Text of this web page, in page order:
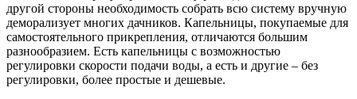
другой стороны необходимость собрать всю систему вручную
деморализует многих дачников. Капельницы, покупаемые для
самостоятельного прикрепления, отличаются большим
разнообразием. Есть капельницы с возможностью
регулировки скорости подачи воды, а есть и другие – без
регулировки, более простые и дешевые.